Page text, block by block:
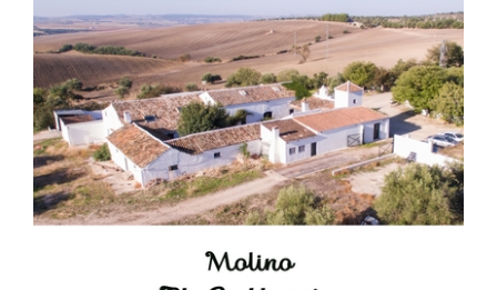
El Frente Popular. Ubrique, febrero-julio 1936
Juntar las letras. La alfabetización en el campo: del
afán de saber a la autogestión
Historia y vivencias del poblado de Los Hurones
Memoria inacabada